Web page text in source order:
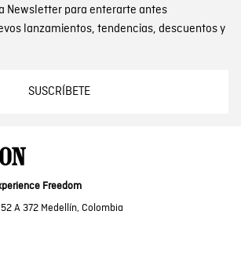
Newsletter para enterarte antes
lanzamientos, tendencias, descuentos y
SUSCRÍBETE
Freedom
A 372 Medellín, Colombia